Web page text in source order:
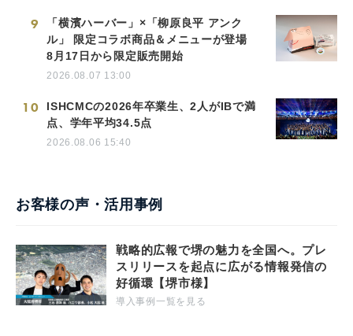
9
「横濱ハーバー」×「柳原良平 アンク
ル」 限定コラボ商品＆メニューが登場
8月17日から限定販売開始
2026.08.07 13:00
10
ISHCMCの2026年卒業生、2人がIBで満
点、学年平均34.5点
2026.08.06 15:40
お客様の声・活用事例
戦略的広報で堺の魅力を全国へ。プレ
スリリースを起点に広がる情報発信の
好循環【堺市様】
導入事例一覧を見る